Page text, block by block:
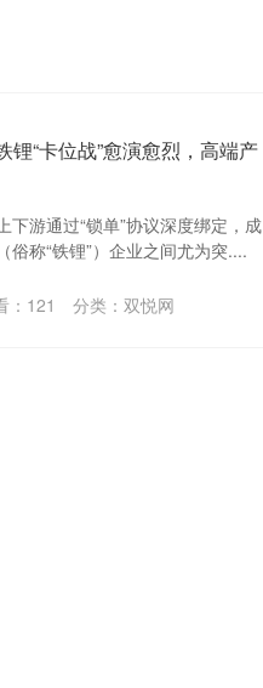
“卡位战”愈演愈烈，高端产
游通过“锁单”协议深度绑定，成
称“铁锂”）企业之间尤为突....
： 121 分类： 双悦网